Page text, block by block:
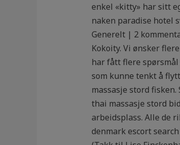
enkel «kitty» har sitt
naken paradise hotel
Generelt | 2
Kokoity. Vi ønsker
har fått flere spørsmål
som kunne tenkt å
massasje stord
thai massasje stord
arbeidsplass. Alle de
denmark escort